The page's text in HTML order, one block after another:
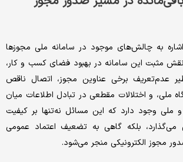
به چالش‌‌‌های موجود در سامانه ملی مجوزها
مثبت این سامانه در بهبود فضای کسب و کار،
عدم‌تعریف برخی عناوین مجوز، اتصال ناقص
ملی، و اختلالات مقطعی در تبادل اطلاعات میان
وجود دارد که این مسائل نه‌‌‌تنها بر کیفیت
بلکه گاهی به تضعیف اعتماد عمومی
مجوز الکترونیکی منجر می‌شود.